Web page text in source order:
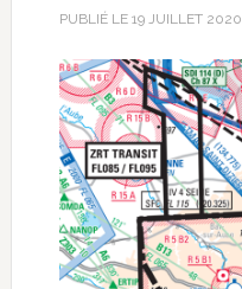
PUBLIÉ LE 19 JUILLET 2020